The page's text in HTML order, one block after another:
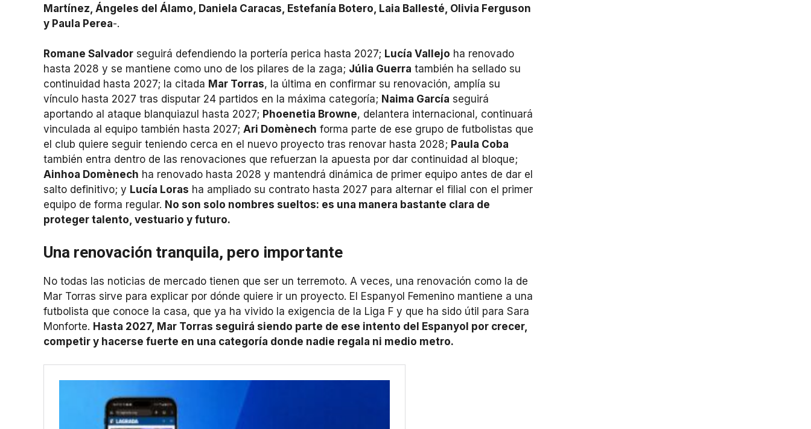
Martínez, Ángeles del Álamo, Daniela Caracas, Estefanía Botero, Laia Ballesté, Olivia Ferguson
y Paula Perea-.
Romane Salvador seguirá defendiendo la portería perica hasta 2027; Lucía Vallejo ha renovado
hasta 2028 y se mantiene como uno de los pilares de la zaga; Júlia Guerra también ha sellado su
continuidad hasta 2027; la citada Mar Torras, la última en confirmar su renovación, amplía su
vínculo hasta 2027 tras disputar 24 partidos en la máxima categoría; Naima García seguirá
aportando al ataque blanquiazul hasta 2027; Phoenetia Browne, delantera internacional, continuará
vinculada al equipo también hasta 2027; Ari Domènech forma parte de ese grupo de futbolistas que
el club quiere seguir teniendo cerca en el nuevo proyecto tras renovar hasta 2028; Paula Coba
también entra dentro de las renovaciones que refuerzan la apuesta por dar continuidad al bloque;
Ainhoa Domènech ha renovado hasta 2028 y mantendrá dinámica de primer equipo antes de dar el
salto definitivo; y Lucía Loras ha ampliado su contrato hasta 2027 para alternar el filial con el primer
equipo de forma regular. No son solo nombres sueltos: es una manera bastante clara de
proteger talento, vestuario y futuro.
Una renovación tranquila, pero importante
No todas las noticias de mercado tienen que ser un terremoto. A veces, una renovación como la de
Mar Torras sirve para explicar por dónde quiere ir un proyecto. El Espanyol Femenino mantiene a una
futbolista que conoce la casa, que ya ha vivido la exigencia de la Liga F y que ha sido útil para Sara
Monforte. Hasta 2027, Mar Torras seguirá siendo parte de ese intento del Espanyol por crecer,
competir y hacerse fuerte en una categoría donde nadie regala ni medio metro.